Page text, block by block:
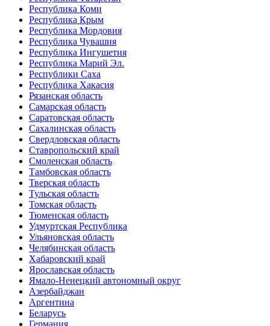
Республика Коми
Республика Крым
Республика Мордовия
Республика Чувашия
Республика Ингушетия
Республика Марий Эл.
Республики Саха
Республика Хакасия
Рязанская область
Самарская область
Саратовская область
Сахалинская область
Свердловская область
Ставропольский край
Смоленская область
Тамбовская область
Тверская область
Тульская область
Томская область
Тюменская область
Удмуртская Республика
Ульяновская область
Челябинская область
Хабаровский край
Ярославская область
Ямало-Ненецкий автономный округ
Азербайджан
Аргентина
Беларусь
Германия